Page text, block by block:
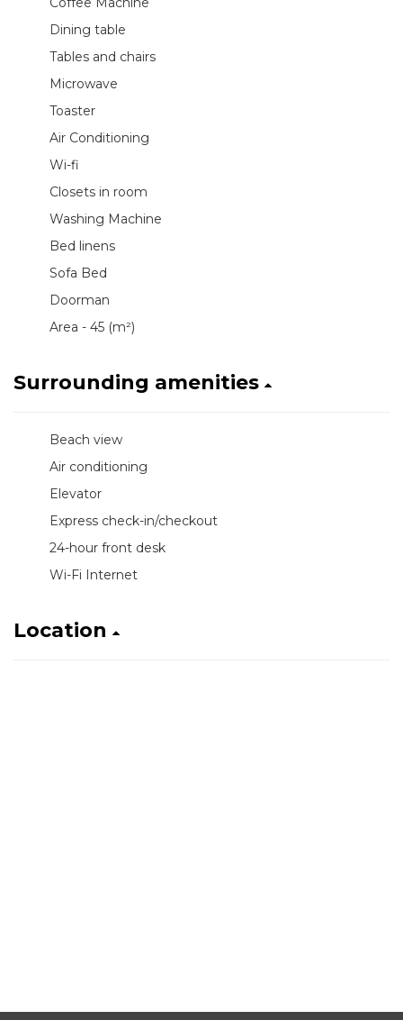
Dining table
Tables and chairs
Microwave
Toaster
Air Conditioning
Wi-fi
Closets in room
Washing Machine
Bed linens
Sofa Bed
Doorman
Area - 45 (m²)
Surrounding amenities
Beach view
Air conditioning
Elevator
Express check-in/checkout
24-hour front desk
Wi-Fi Internet
Location